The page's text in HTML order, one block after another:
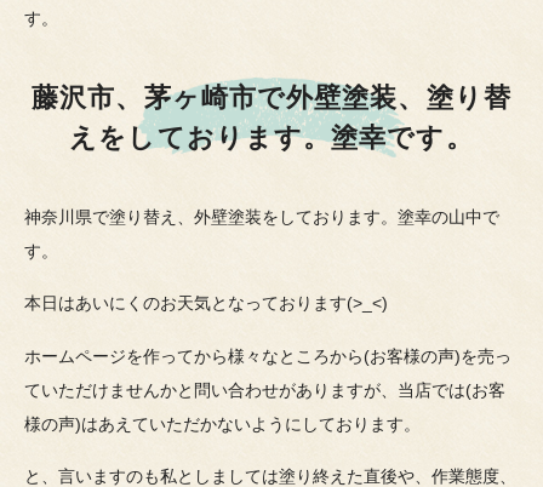
す。
藤沢市、茅ヶ崎市で外壁塗装、塗り替
えをしております。塗幸です。
神奈川県で塗り替え、外壁塗装をしております。塗幸の山中で
す。
本日はあいにくのお天気となっております(>_<)
ホームページを作ってから様々なところから(お客様の声)を売っ
ていただけませんかと問い合わせがありますが、当店では(お客
様の声)はあえていただかないようにしております。
と、言いますのも私としましては塗り終えた直後や、作業態度、